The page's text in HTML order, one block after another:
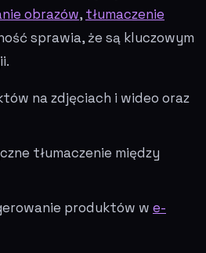
obrazów, tłumaczenie
sprawia, że są kluczowym
na zdjęciach i wideo oraz
tłumaczenie między
produktów w e-